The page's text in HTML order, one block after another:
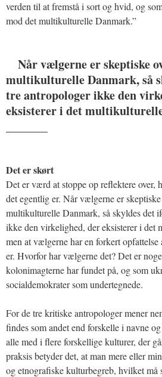
verden til at fremstå i sort og hvid, og
mod det multikulturelle Danmark.”
Når vælgerne er skeptiske
multikulturelle Danmark, så
tre antropologer ikke den
eksisterer i det
Det er skørt
Det er værd at stoppe op reflektere over,
det egentlig er. Når vælgerne er
multikulturelle Danmark, så skyldes det
ikke den virkelighed, der eksisterer i det
men at vælgerne har en forkert
er. Hvorfor har vælgerne det? Det er
kolonimagterne har fundet på, og som
socialdemokrater som undertegnede.
For de tre kritiske antropologer mener
findes som andet end forskelle i navne
alle med i flere forskellige kulturer, der
praksis betyder det, at man mere eller
og etnografiske kulturbegreb, hvilket